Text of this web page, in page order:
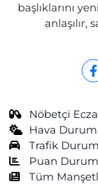
başlıklarını
anlaşılır,
Nöbetçi
Hava
Trafik
Puan
Tüm